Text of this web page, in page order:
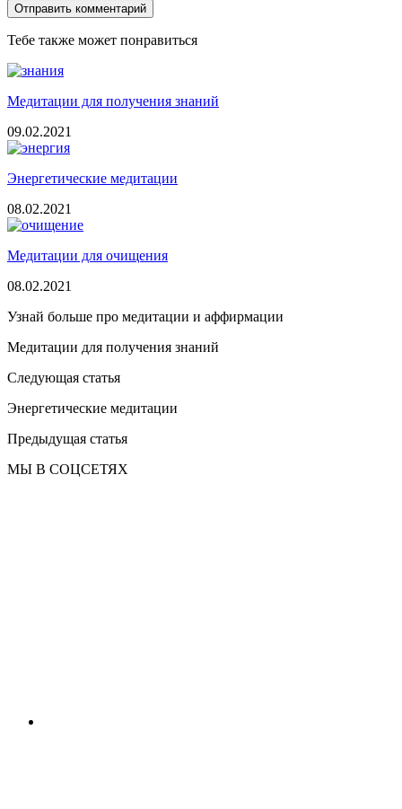
Тебе также может понравиться
Медитации для получения знаний
09.02.2021
Энергетические медитации
08.02.2021
Медитации для очищения
08.02.2021
Узнай больше про медитации и аффирмации
Медитации для получения знаний
Следующая статья
Энергетические медитации
Предыдущая статья
МЫ В СОЦСЕТЯХ